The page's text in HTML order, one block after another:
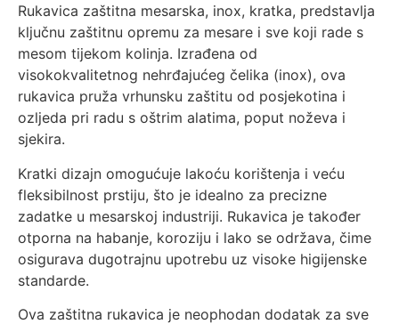
Rukavica zaštitna mesarska, inox, kratka, predstavlja
ključnu zaštitnu opremu za mesare i sve koji rade s
mesom tijekom kolinja. Izrađena od
visokokvalitetnog nehrđajućeg čelika (inox), ova
rukavica pruža vrhunsku zaštitu od posjekotina i
ozljeda pri radu s oštrim alatima, poput noževa i
sjekira.
Kratki dizajn omogućuje lakoću korištenja i veću
fleksibilnost prstiju, što je idealno za precizne
zadatke u mesarskoj industriji. Rukavica je također
otporna na habanje, koroziju i lako se održava, čime
osigurava dugotrajnu upotrebu uz visoke higijenske
standarde.
Ova zaštitna rukavica je neophodan dodatak za sve